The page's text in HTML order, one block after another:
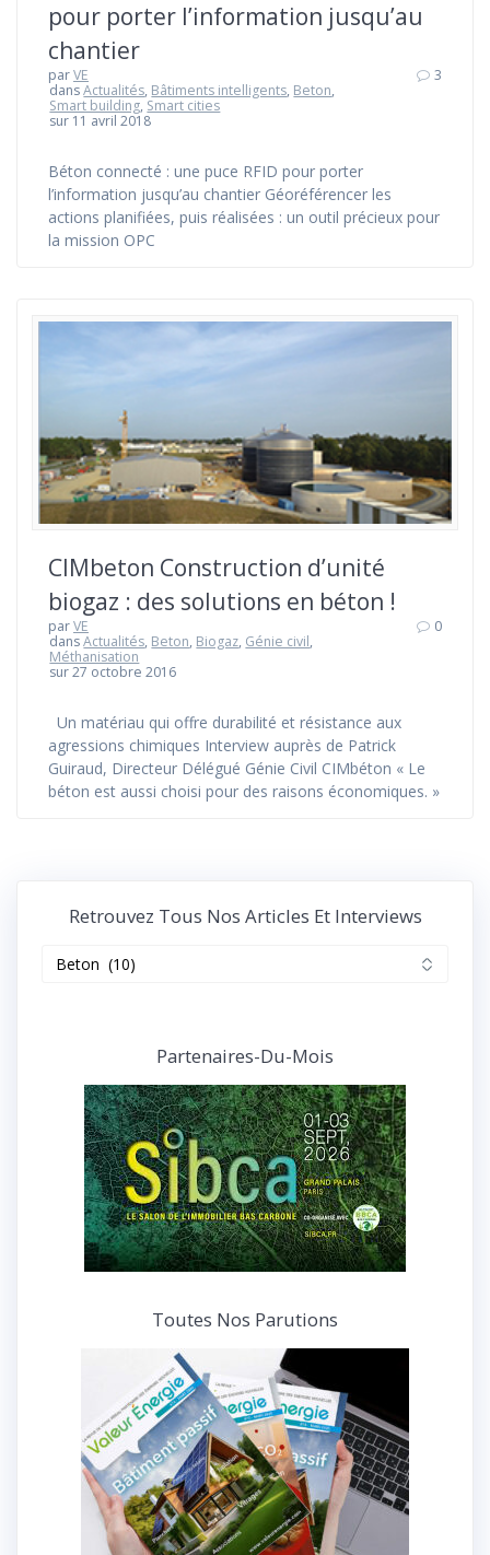
pour porter l’information jusqu’au
chantier
parVE
dansActualités, Bâtiments intelligents, Beton,
Smart building, Smart cities
sur 11 avril 2018
3
Béton connecté : une puce RFID pour porter
l’information jusqu’au chantier Géoréférencer les
actions planifiées, puis réalisées : un outil précieux pour
la mission OPC
CIMbeton Construction d’unité
biogaz : des solutions en béton !
parVE
dansActualités, Beton, Biogaz, Génie civil,
Méthanisation
sur 27 octobre 2016
0
Un matériau qui offre durabilité et résistance aux
agressions chimiques Interview auprès de Patrick
Guiraud, Directeur Délégué Génie Civil CIMbéton « Le
béton est aussi choisi pour des raisons économiques. »
Retrouvez Tous Nos Articles Et Interviews
interviews
Partenaires-Du-Mois
Toutes Nos Parutions